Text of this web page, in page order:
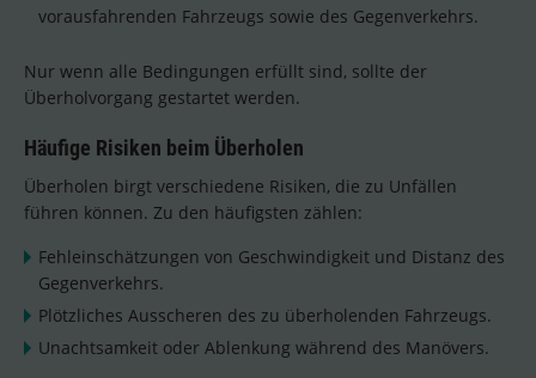
vorausfahrenden Fahrzeugs sowie des Gegenverkehrs.
Nur wenn alle Bedingungen erfüllt sind, sollte der
Überholvorgang gestartet werden.
Häufige Risiken beim Überholen
Überholen birgt verschiedene Risiken, die zu Unfällen
führen können. Zu den häufigsten zählen:
Fehleinschätzungen von Geschwindigkeit und Distanz des
Gegenverkehrs.
Plötzliches Ausscheren des zu überholenden Fahrzeugs.
Unachtsamkeit oder Ablenkung während des Manövers.